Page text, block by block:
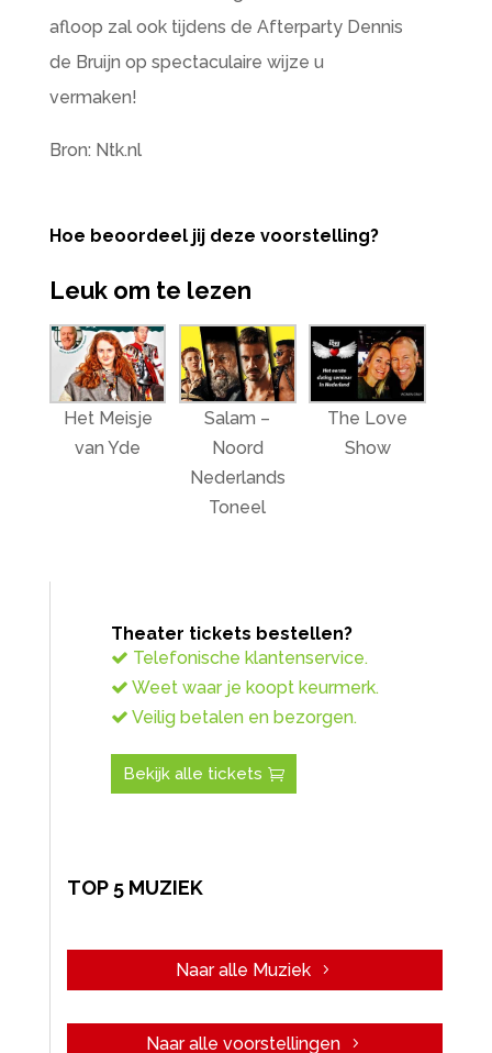
afloop zal ook tijdens de Afterparty Dennis
de Bruijn op spectaculaire wijze u
vermaken!
Bron: Ntk.nl
Hoe beoordeel jij deze voorstelling?
Leuk om te lezen
Het Meisje
van Yde
Salam –
Noord
Nederlands
Toneel
The Love
Show
Theater tickets bestellen?
Telefonische klantenservice.
Weet waar je koopt keurmerk.
Veilig betalen en bezorgen.
Bekijk alle tickets
TOP 5 MUZIEK
Naar alle Muziek
Naar alle voorstellingen